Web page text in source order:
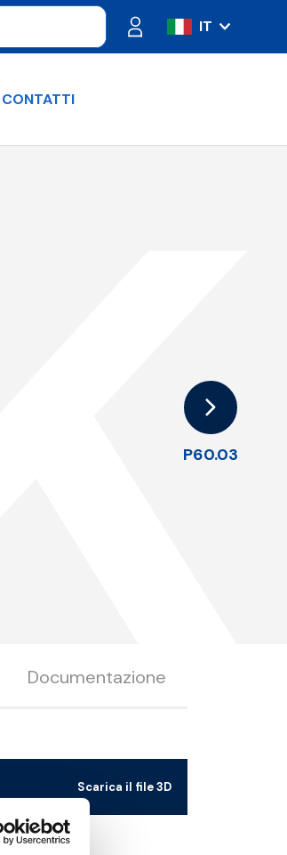
IT
ES
DE
CONTATTI
P60.03
Documentazione
Scarica il file 3D